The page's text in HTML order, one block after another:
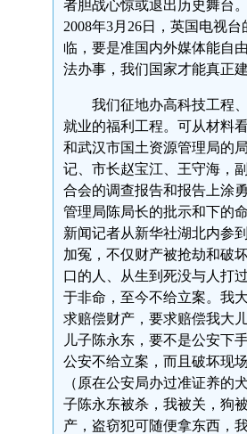
者胆战心惊或退出历史舞台
2008年3月26日，英国电视
临，要是准国内外媒体能自
法办事，我们国家才能真正
我们征地办高科技工程
就业的福利工程。可从材料
和武汉市国土资源管理局的
记、市长赵宝江、王守海，
合会的调查报告和报告上涂
管理局陈局长的批示和下的
新闻记者从新华社湖北内参
加冤，不仅财产被抢劫和破
口的人、从生到死没与人打
于非命，至今不给立案。我
求赔偿财产，要求赔偿我大
儿子陈永东，要不是公安下
公安不给立案，而且破坏现
（原在公安局办过准证养的
子陈永东被杀，我被关，狗
产，盗窃犯可随便拿东西，